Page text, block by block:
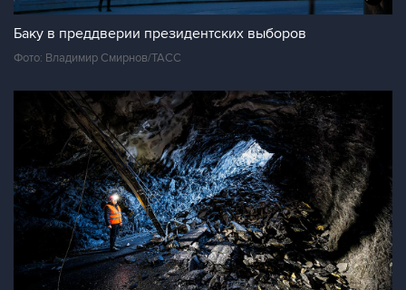
Баку в преддверии президентских выборов
Фото: Владимир Смирнов/ТАСС